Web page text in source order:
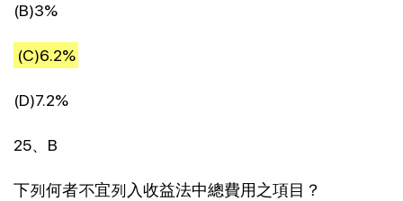
(B)3%
(C)6.2%
(D)7.2%
25、B
下列何者不宜列入收益法中總費用之項目？